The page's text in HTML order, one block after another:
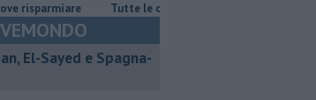
​Tutte le offerte di lavoro in provincia di Firenze
El-Sayed e Spagna-